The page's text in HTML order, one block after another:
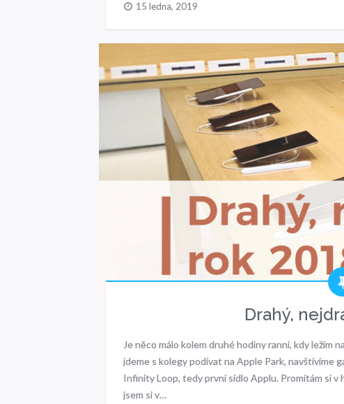
15 ledna, 2019
Drahý,
Je něco málo kolem druhé hodiny ranní, kdy ležím
jdeme s kolegy podívat na Apple Park, navštívíme
Infinity Loop, tedy první sídlo Applu. Promítám si
jsem si v…